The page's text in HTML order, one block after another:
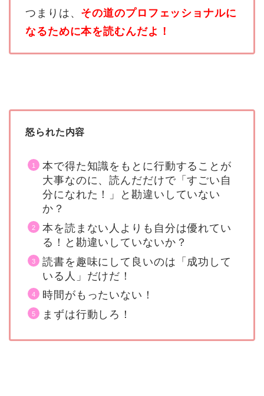
つまりは、 その道のプロフェッショナルに
なるために本を読むんだよ！
怒られた内容
本で得た知識をもとに行動することが
大事なのに、読んだだけで「すごい自
分になれた！」と勘違いしていない
か？
本を読まない人よりも自分は優れてい
る！と勘違いしていないか？
読書を趣味にして良いのは「成功して
いる人」だけだ！
時間がもったいない！
まずは行動しろ！